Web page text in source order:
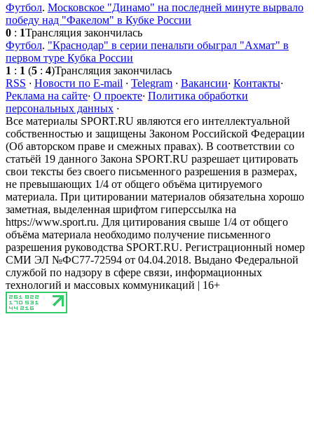
Футбол. Московское "Динамо" на последней минуте вырвало
победу над "Факелом" в Кубке России
0 : 1Трансляция закончилась
Футбол. "Краснодар" в серии пенальти обыграл "Ахмат" в
первом туре Кубка России
1 : 1 (5 : 4)Трансляция закончилась
RSS · Новости по E-mail · Telegram · Вакансии· Контакты·
Реклама на сайте· О проекте· Политика обработки
персональных данных ·
Все материалы SPORT.RU являются его интеллектуальной
собственностью и защищены Законом Российской Федерации
(Об авторском праве и смежных правах). В соответствии со
статьёй 19 данного Закона SPORT.RU разрешает цитировать
свои тексты без своего письменного разрешения в размерах,
не превышающих 1/4 от общего объёма цитируемого
материала. При цитировании материалов обязательна хорошо
заметная, выделенная шрифтом гиперссылка на
https://www.sport.ru. Для цитирования свыше 1/4 от общего
объёма материала необходимо получение письменного
разрешения руководства SPORT.RU. Регистрационный номер
СМИ ЭЛ №ФС77-72594 от 04.04.2018. Выдано Федеральной
службой по надзору в сфере связи, информационных
технологий и массовых коммуникаций | 16+